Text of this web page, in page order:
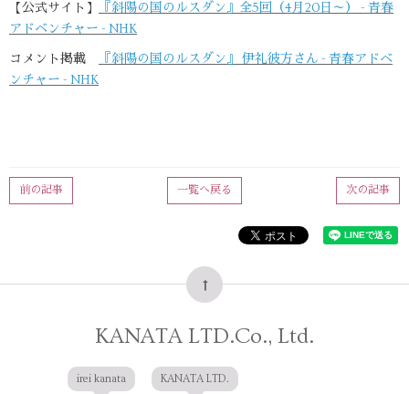
【公式サイト】
『斜陽の国のルスダン』全5回（4月20日～） - 青春
アドベンチャー - NHK
コメント掲載
『斜陽の国のルスダン』 伊礼彼方さん - 青春アドベ
ンチャー - NHK
次の記事
一覧へ戻る
前の記事
KANATA LTD.Co., Ltd.
irei kanata KANATA LTD.